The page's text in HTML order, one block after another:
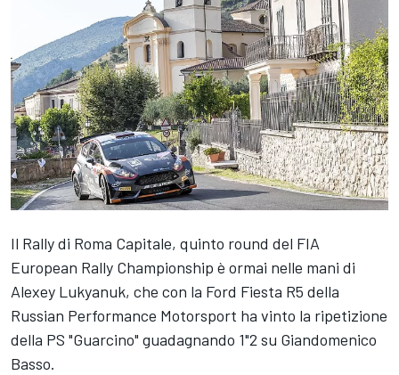
Il Rally di Roma Capitale, quinto round del FIA
European Rally Championship è ormai nelle mani di
Alexey Lukyanuk, che con la Ford Fiesta R5 della
Russian Performance Motorsport ha vinto la ripetizione
della PS "Guarcino" guadagnando 1"2 su Giandomenico
Basso.